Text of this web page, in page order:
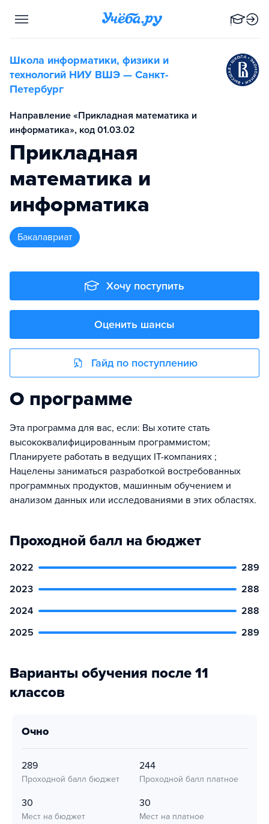
Школа информатики, физики и
технологий НИУ ВШЭ — Санкт-
Петербург
Направление «Прикладная математика и
информатика», код 01.03.02
Прикладная
математика и
информатика
бакалавриат
Хочу поступить
Оценить шансы
Гайд по поступлению
О программе
Эта программа для вас, если: Вы хотите стать
высококвалифицированным программистом;
Планируете работать в ведущих IT-компаниях ;
Нацелены заниматься разработкой востребованных
программных продуктов, машинным обучением и
анализом данных или исследованиями в этих областях.
Проходной балл на бюджет
2022
289
2023
288
2024
288
2025
289
Варианты обучения после 11
классов
очно
289
Проходной балл бюджет
244
Проходной балл платное
30
Мест на бюджет
30
Мест на платное